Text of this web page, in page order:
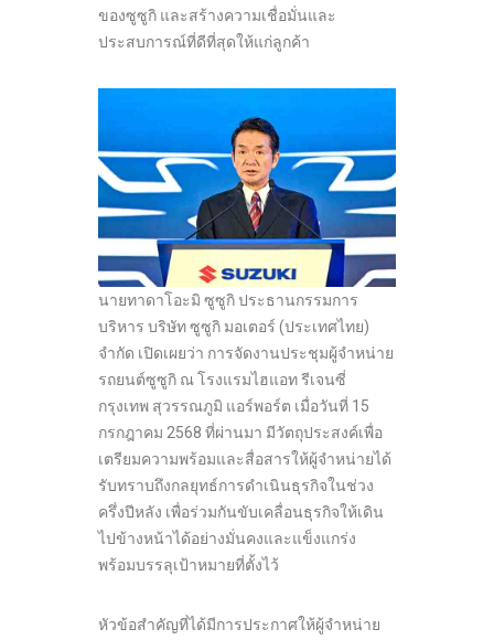
ของซูซูกิ และสร้างความเชื่อมั่นและ
ประสบการณ์ที่ดีที่สุดให้แก่ลูกค้า
นายทาดาโอะมิ ซูซูกิ ประธานกรรมการ
บริหาร บริษัท ซูซูกิ มอเตอร์ (ประเทศไทย)
จำกัด เปิดเผยว่า การจัดงานประชุมผู้จำหน่าย
รถยนต์ซูซูกิ ณ โรงแรมไฮแอท รีเจนซี่
กรุงเทพ สุวรรณภูมิ แอร์พอร์ต เมื่อวันที่ 15
กรกฎาคม 2568 ที่ผ่านมา มีวัตถุประสงค์เพื่อ
เตรียมความพร้อมและสื่อสารให้ผู้จำหน่ายได้
รับทราบถึงกลยุทธ์การดำเนินธุรกิจในช่วง
ครึ่งปีหลัง เพื่อร่วมกันขับเคลื่อนธุรกิจให้เดิน
ไปข้างหน้าได้อย่างมั่นคงและแข็งแกร่ง
พร้อมบรรลุเป้าหมายที่ตั้งไว้
หัวข้อสำคัญที่ได้มีการประกาศให้ผู้จำหน่าย